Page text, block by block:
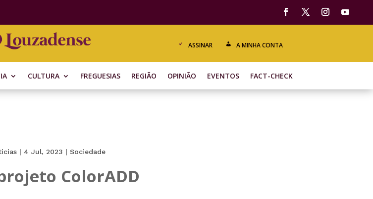
ASSINAR A MINHA CONTA
CULTURA FREGUESIAS REGIÃO OPINIÃO EVENTOS FACT-CHECK
| 4 Jul, 2023 | Sociedade
ColorADD